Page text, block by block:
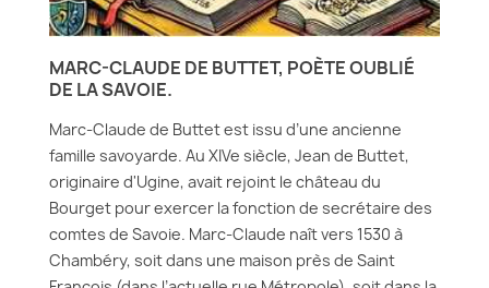
MARC-CLAUDE DE BUTTET, POÈTE OUBLIÉ
DE LA SAVOIE.
Marc-Claude de Buttet est issu d’une ancienne
famille savoyarde. Au XIVe siècle, Jean de Buttet,
originaire d'Ugine, avait rejoint le château du
Bourget pour exercer la fonction de secrétaire des
comtes de Savoie. Marc-Claude naît vers 1530 à
Chambéry, soit dans une maison près de Saint